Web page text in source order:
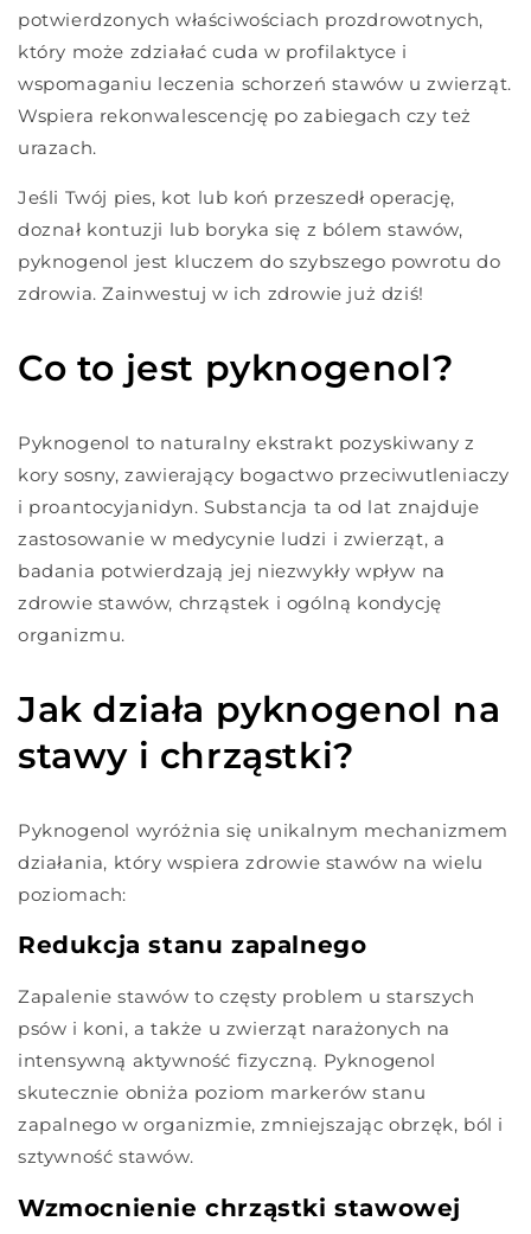
potwierdzonych właściwościach prozdrowotnych,
który może zdziałać cuda w profilaktyce i
wspomaganiu leczenia schorzeń stawów u zwierząt.
Wspiera rekonwalescencję po zabiegach czy też
urazach.
Jeśli Twój pies, kot lub koń przeszedł operację,
doznał kontuzji lub boryka się z bólem stawów,
pyknogenol jest kluczem do szybszego powrotu do
zdrowia. Zainwestuj w ich zdrowie już dziś!
Co to jest pyknogenol?
Pyknogenol to naturalny ekstrakt pozyskiwany z
kory sosny, zawierający bogactwo przeciwutleniaczy
i proantocyjanidyn. Substancja ta od lat znajduje
zastosowanie w medycynie ludzi i zwierząt, a
badania potwierdzają jej niezwykły wpływ na
zdrowie stawów, chrząstek i ogólną kondycję
organizmu.
Jak działa pyknogenol na
stawy i chrząstki?
Pyknogenol wyróżnia się unikalnym mechanizmem
działania, który wspiera zdrowie stawów na wielu
poziomach:
Redukcja stanu zapalnego
Zapalenie stawów to częsty problem u starszych
psów i koni, a także u zwierząt narażonych na
intensywną aktywność fizyczną. Pyknogenol
skutecznie obniża poziom markerów stanu
zapalnego w organizmie, zmniejszając obrzęk, ból i
sztywność stawów.
Wzmocnienie chrząstki stawowej